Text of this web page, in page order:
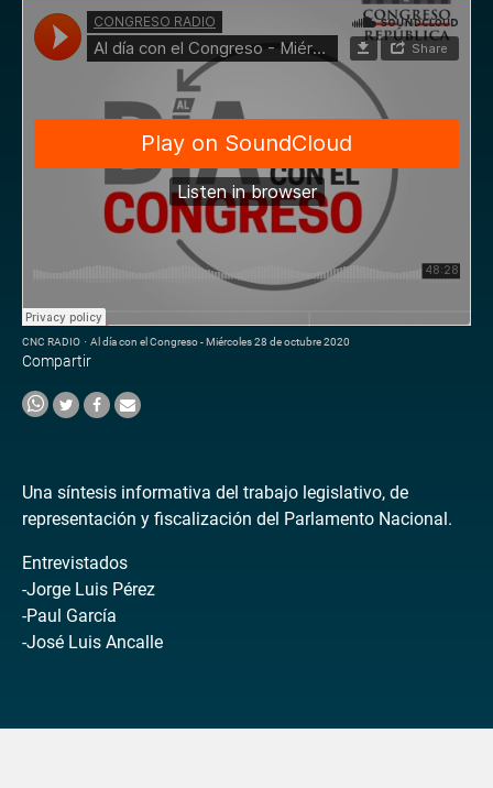
CNC RADIO · Al día con el Congreso - Miércoles 28 de octubre 2020
Compartir
Una síntesis informativa del trabajo legislativo, de
representación y fiscalización del Parlamento Nacional.
Entrevistados
-Jorge Luis Pérez
-Paul García
-José Luis Ancalle